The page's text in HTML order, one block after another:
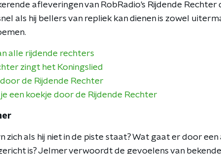
afleveringen van RobRadio's Rijdende Rechter
als hij bellers van repliek kan dienen is zowel
alle rijdende rechters
zingt het Koningslied
de Rijdende Rechter
een koekje door de Rijdende Rechter
zich als hij niet in de piste staat? Wat gaat er door
is? Jelmer verwoordt de gevoelens van